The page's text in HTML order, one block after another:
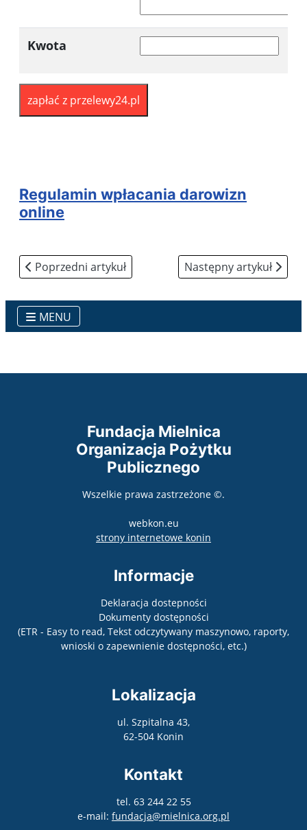
MENU
Kwota
Regulamin wpłacania darowizn
online
Poprzedni artykuł: RODO ochrona danych osobowych
Poprzedni artykuł Następny artykuł:
Następny artykuł
Fundacja Mielnica
Organizacja Pożytku
Publicznego
Wszelkie prawa zastrzeżone ©.
webkon.eu
strony internetowe konin
Informacje
Deklaracja dostepności
Dokumenty dostępności
(ETR - Easy to read, Tekst odczytywany maszynowo, raporty,
wnioski o zapewnienie dostępności, etc.)
Lokalizacja
ul. Szpitalna 43,
62-504 Konin
Kontakt
tel. 63 244 22 55
e-mail: fundacja@mielnica.org.pl